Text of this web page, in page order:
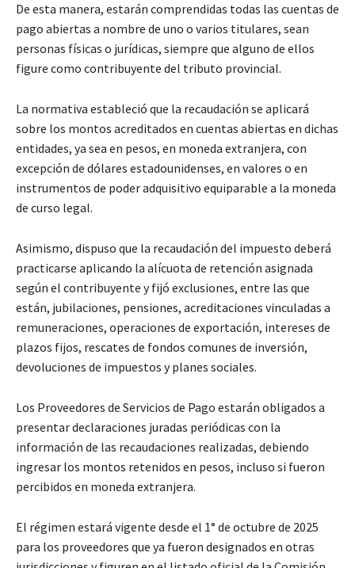
De esta manera, estarán comprendidas todas las cuentas de
pago abiertas a nombre de uno o varios titulares, sean
personas físicas o jurídicas, siempre que alguno de ellos
figure como contribuyente del tributo provincial.
La normativa estableció que la recaudación se aplicará
sobre los montos acreditados en cuentas abiertas en dichas
entidades, ya sea en pesos, en moneda extranjera, con
excepción de dólares estadounidenses, en valores o en
instrumentos de poder adquisitivo equiparable a la moneda
de curso legal.
Asimismo, dispuso que la recaudación del impuesto deberá
practicarse aplicando la alícuota de retención asignada
según el contribuyente y fijó exclusiones, entre las que
están, jubilaciones, pensiones, acreditaciones vinculadas a
remuneraciones, operaciones de exportación, intereses de
plazos fijos, rescates de fondos comunes de inversión,
devoluciones de impuestos y planes sociales.
Los Proveedores de Servicios de Pago estarán obligados a
presentar declaraciones juradas periódicas con la
información de las recaudaciones realizadas, debiendo
ingresar los montos retenidos en pesos, incluso si fueron
percibidos en moneda extranjera.
El régimen estará vigente desde el 1° de octubre de 2025
para los proveedores que ya fueron designados en otras